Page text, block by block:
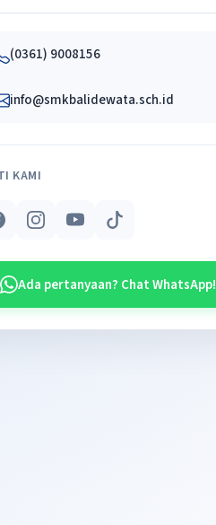
(0361) 9008156
info@smkbalidewata.sch.id
KAMI
Ada pertanyaan? Chat WhatsApp!